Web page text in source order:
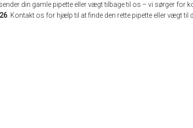
din gamle pipette eller vægt tilbage til os – vi sørger for
. Kontakt os for hjælp til at finde den rette pipette eller vægt til